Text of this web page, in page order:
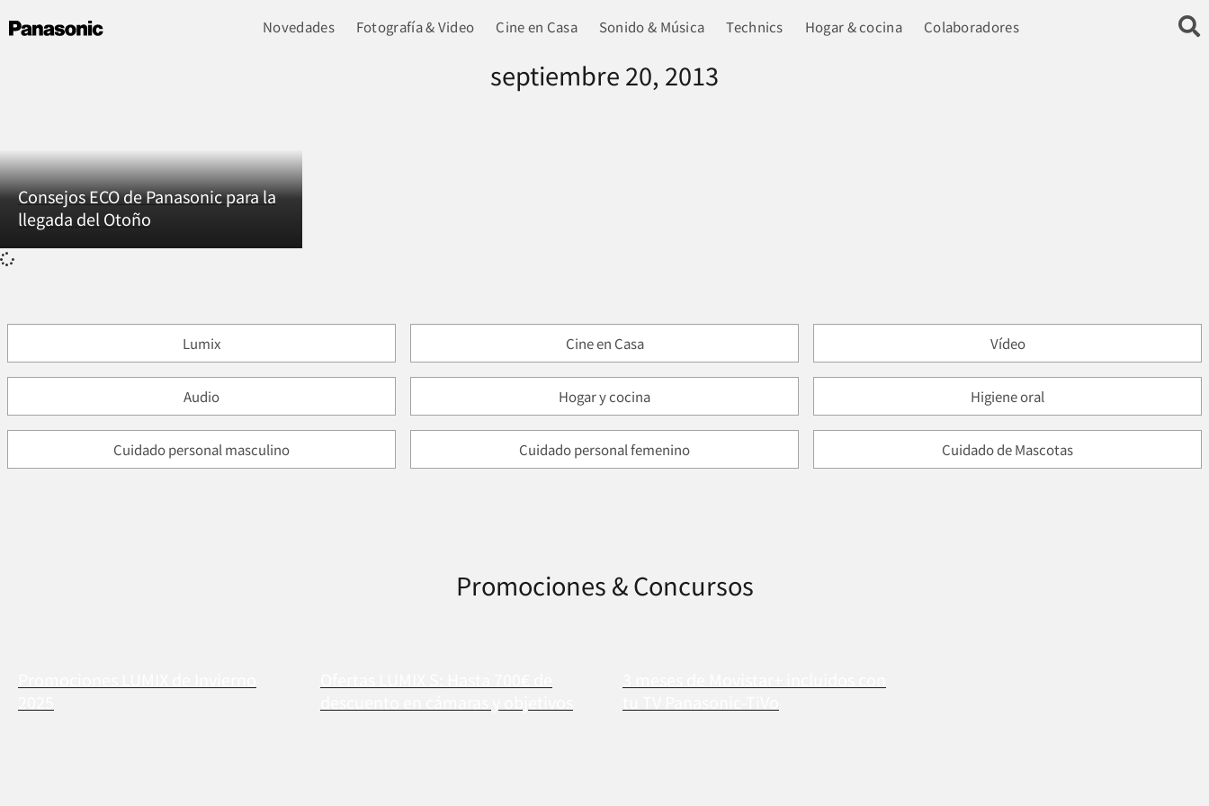
Novedades Fotografía & Video Cine en Casa Sonido & Música Technics Hogar & cocina Colaboradores
septiembre 20, 2013
Consejos ECO de Panasonic para la
llegada del Otoño
Lumix Cine en Casa Vídeo
Audio Hogar y cocina Higiene oral
Cuidado personal masculino Cuidado personal femenino Cuidado de Mascotas
Promociones & Concursos